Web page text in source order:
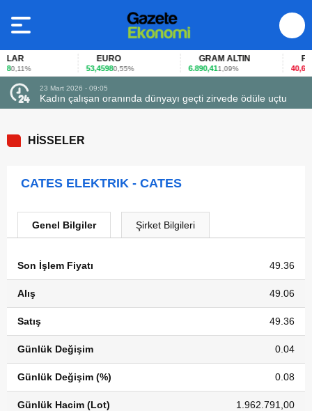
0,11%
EURO
53,45980,55%
GRAM ALTIN
6.890,411,09%
FAİZ
40,65-
23 Mart 2026 - 09:05
Kadın çalışan oranında dünyayı geçti zirvede ödüle uçtu
HİSSELER
CATES ELEKTRIK - CATES
Genel Bilgiler Şirket Bilgileri
Son İşlem Fiyatı 49.36
Alış 49.06
Satış 49.36
Günlük Değişim 0.04
Günlük Değişim (%) 0.08
Günlük Hacim (Lot) 1.962.791,00